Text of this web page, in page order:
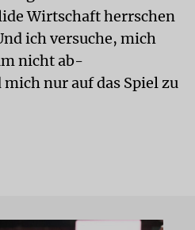
Wirtschaft herrschen
ich versuche, mich
nicht ab-
nur auf das Spiel zu